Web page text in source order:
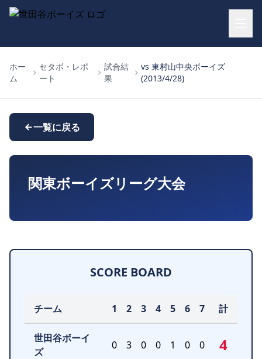
ホー
ム
セタボ・レポ
ート
試合結
果
vs 東村山中央ボーイズ
(2013/4/28)
一覧に戻る
関東ボーイズリーグ大会
SCORE BOARD
チーム 1 2 3 4 5 6 7 計
世田谷ボーイ
ズ
0 3 0 0 1 0 0 4